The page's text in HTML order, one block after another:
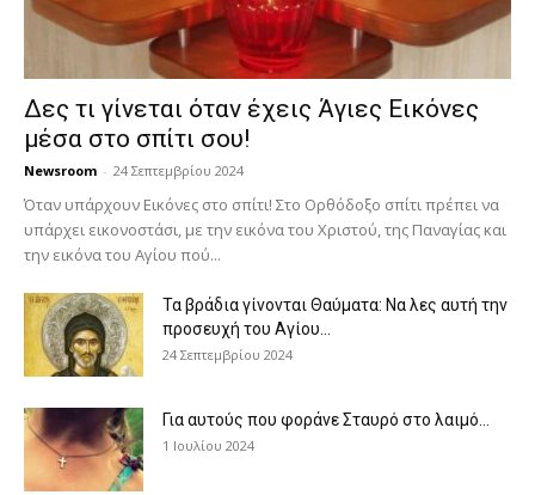
Δες τι γίνεται όταν έχεις Άγιες Εικόνες
μέσα στο σπίτι σου!
Newsroom - 24 Σεπτεμβρίου 2024
Όταν υπάρχουν Εικόνες στο σπίτι! Στο Ορθόδοξο σπίτι πρέπει να
υπάρχει εικονοστάσι, με την εικόνα του Χριστού, της Παν­αγίας και
την εικόνα του Αγίου πού...
Τα βράδια γίνονται Θαύματα: Να λες αυτή την
προσευχή του Αγίου...
24 Σεπτεμβρίου 2024
Για αυτούς που φοράνε Σταυρό στο λαιμό…
1 Ιουλίου 2024